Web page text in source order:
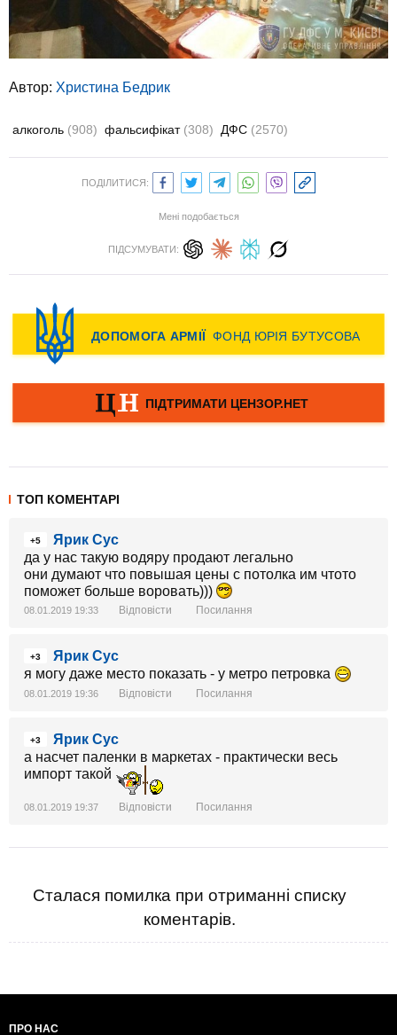
Автор: Христина Бедрик
алкоголь (908) фальсифікат (308) ДФС (2570)
ПОДІЛИТИСЯ:
Мені подобається
ПІДСУМУВАТИ:
ТОП КОМЕНТАРІ
+5
Ярик Сус
да у нас такую водяру продают легально
они думают что повышая цены с потолка им чтото
поможет больше воровать)))
08.01.2019 19:33 Відповісти Посилання
+3
Ярик Сус
я могу даже место показать - у метро петровка
08.01.2019 19:36 Відповісти Посилання
+3
Ярик Сус
а насчет паленки в маркетах - практически весь
импорт такой
08.01.2019 19:37 Відповісти Посилання
Сталася помилка при отриманні списку
коментарів.
ПРО НАС